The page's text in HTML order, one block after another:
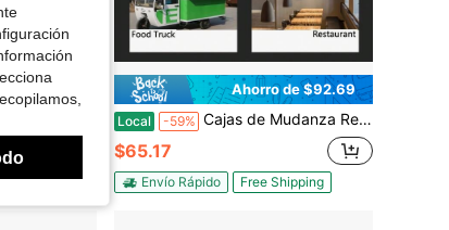
de $8.74 Ahorro de $92.69
Local -59% Cajas de Mudanza Resistentes – Bolsas de Almacenamiento de Gran Capacidad con Asas Reforzadas & Cremalleras de Funcionamiento Suave | Solución de Empaque Reutilizable para el Hogar, la Oficina o la Mudanza
$65.17
Envío Rápido Free Shipping